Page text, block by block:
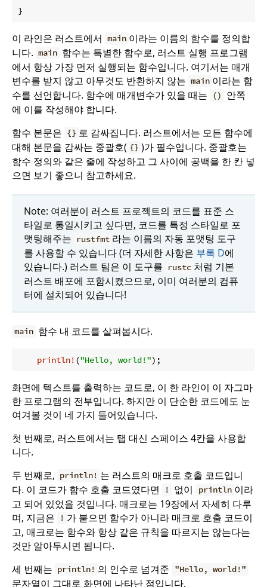
}
이 라인은 러스트에서 main 이라는 이름의 함수를 정의합
니다. main 함수는 특별한 함수로, 러스트 실행 프로그램
에서 항상 가장 먼저 실행되는 함수입니다. 여기서는 매개
변수를 받지 않고 아무것도 반환하지 않는 main 이라는 함
수를 선언합니다. 함수에 매개변수가 있을 때는
()
안쪽
에 이를 작성해야 합니다.
함수 본문은 {} 로 감싸집니다. 러스트에서는 모든 함수에
대해 본문을 감싸는 중괄호( {} )가 필수입니다. 중괄호는
함수 정의와 같은 줄에 작성하고 그 사이에 공백을 한 칸 넣
으면 보기 좋으니 참고하세요.
Note: 여러분이 러스트 프로젝트의 코드를 표준 스
타일로 통일시키고 싶다면, 코드를 특정 스타일로 포
맷팅해주는
rustfmt 라는 이름의 자동 포맷팅 도구
를 사용할 수 있습니다 (더 자세한 사항은 부록 D에
있습니다.) 러스트 팀은 이 도구를
rustc 처럼 기본
러스트 배포에 포함시켰으므로, 이미 여러분의 컴퓨
터에 설치되어 있습니다!
main 함수 내 코드를 살펴봅시다.
println! ("Hello, world!"
화면에 텍스트를 출력하는 코드로, 이 한 라인이 이 자그마
한 프로그램의 전부입니다. 하지만 이 단순한 코드에도 눈
여겨볼 것이 네 가지 들어있습니다.
첫 번째로, 러스트에서는 탭 대신 스페이스 4칸을 사용합
니다.
두 번째로, println! 는 러스트의 매크로 호출 코드입니
다. 이 코드가 함수 호출 코드였다면
! 없이 println 이라
고 되어 있었을 것입니다. 매크로는 19장에서 자세히 다루
며, 지금은
! 가 붙으면 함수가 아니라 매크로 호출 코드이
고, 매크로는 함수와 항상 같은 규칙을 따르지는 않는다는
것만 알아두시면 됩니다.
세 번째는 println! 의 인수로 넘겨준 "Hello, world!"
문자열이 그대로 화면에 나타난 점입니다.